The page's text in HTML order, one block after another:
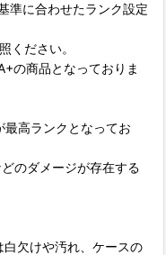
準に合わせたランク設定
ください。
の商品となっておりま
高ランクとなってお
のダメージが存在する
白欠けや汚れ、ケースの